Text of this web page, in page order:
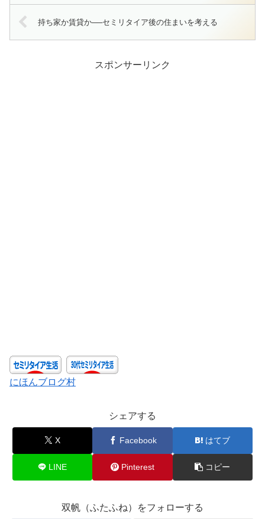
持ち家か賃貸か──セミリタイア後の住まいを考える
スポンサーリンク
にほんブログ村
シェアする
X Facebook はてブ
LINE Pinterest コピー
双帆（ふたふね）をフォローする